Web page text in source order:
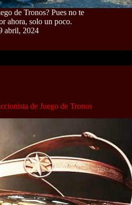
de Tronos? Pues no te
ahora, solo un poco.
abril, 2024
de Juego de Tronos